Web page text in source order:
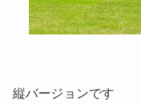
縦バージョンです